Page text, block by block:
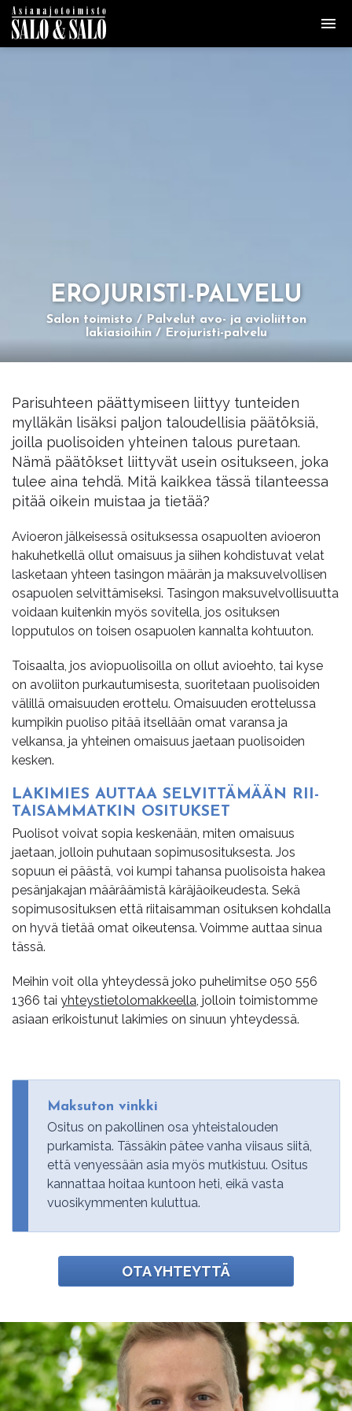
ERO­JU­RIS­TI-PAL­VE­LU
Salon toimisto
Palvelut avo- ja avioliitton
lakiasioihin
Erojuristi-palvelu
Parisuhteen päättymiseen liittyy tunteiden
mylläkän lisäksi paljon taloudellisia päätöksiä,
joilla puolisoiden yhteinen talous puretaan.
Nämä päätökset liittyvät usein ositukseen, joka
tulee aina tehdä. Mitä kaikkea tässä tilanteessa
pitää oikein muistaa ja tietää?
Avioeron jälkeisessä osituksessa osapuolten avioeron
hakuhetkellä ollut omaisuus ja siihen kohdistuvat velat
lasketaan yhteen tasingon määrän ja maksuvelvollisen
osapuolen selvittämiseksi. Tasingon maksuvelvollisuutta
voidaan kuitenkin myös sovitella, jos osituksen
lopputulos on toisen osapuolen kannalta kohtuuton.
Toisaalta, jos aviopuolisoilla on ollut avioehto, tai kyse
on avoliiton purkautumisesta, suoritetaan puolisoiden
välillä omaisuuden erottelu. Omaisuuden erottelussa
kumpikin puoliso pitää itsellään omat varansa ja
velkansa, ja yhteinen omaisuus jaetaan puolisoiden
kesken.
LA­KI­MIES AUT­TAA SEL­VIT­TÄ­MÄÄN RII­
TAI­SAM­MAT­KIN OSI­TUK­SET
Puolisot voivat sopia keskenään, miten omaisuus
jaetaan, jolloin puhutaan sopimusosituksesta. Jos
sopuun ei päästä, voi kumpi tahansa puolisoista hakea
pesänjakajan määräämistä käräjäoikeudesta. Sekä
sopimusosituksen että riitaisamman osituksen kohdalla
on hyvä tietää omat oikeutensa. Voimme auttaa sinua
tässä.
Meihin voit olla yhteydessä joko puhelimitse 050 556
1366 tai yhteystietolomakkeella, jolloin toimistomme
asiaan erikoistunut lakimies on sinuun yhteydessä.
Maksuton vinkki
Ositus on pakollinen osa yhteistalouden
purkamista. Tässäkin pätee vanha viisaus siitä,
että venyessään asia myös mutkistuu. Ositus
kannattaa hoitaa kuntoon heti, eikä vasta
vuosikymmenten kuluttua.
OTA YHTEYTTÄ